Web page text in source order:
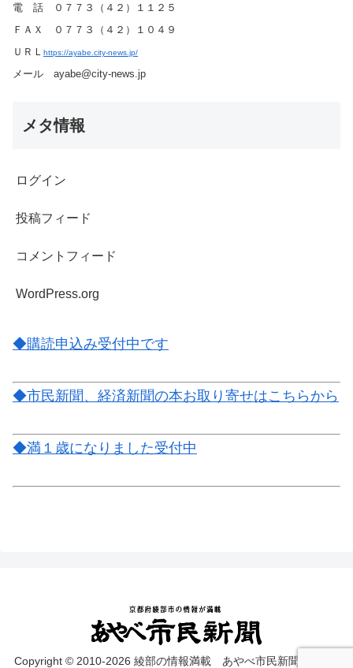
電 話 ０７７３（４２）１１２５
ＦＡＸ ０７７３（４２）１０４９
ＵＲＬ
https://ayabe.city-news.jp/
メール ayabe@city-news.jp
メタ情報
ログイン
投稿フィード
コメントフィード
WordPress.org
◆購読申込み受付中です
◆市民新聞、経済新聞の本お取り寄せはこちらから
◆満１歳になりました受付中
Copyright © 2010-2026 綾部の情報満載 あやべ市民新聞 on web